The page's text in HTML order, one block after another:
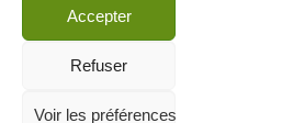
Accepter
Refuser
Voir les préférences